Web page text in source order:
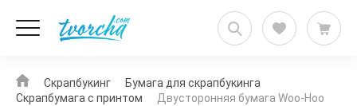
Скрапбукинг
Бумага для скрапбукинга
Скрапбумага с принтом
Двусторонняя бумага Woo-Hoo